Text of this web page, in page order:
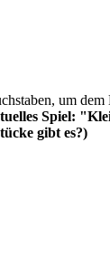
um dem
Spiel:
gibt es?)